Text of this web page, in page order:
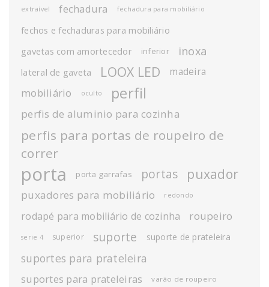
extraível fechadura fechadura para mobiliário
fechos e fechaduras para mobiliário
gavetas com amortecedor
inferior inoxa
lateral de gaveta LOOX LED madeira
mobiliário oculto perfil
perfis de aluminio para cozinha
perfis para portas de roupeiro de
correr
porta porta garrafas portas puxador
puxadores para mobiliário redondo
rodapé para mobiliário de cozinha roupeiro
serie 4 superior suporte suporte de prateleira
suportes para prateleira
suportes para prateleiras varão de roupeiro